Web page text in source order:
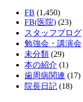
FB (1,450)
FB(医院) (23)
スタッフブログ
勉強会・講演会
未分類 (29)
本の紹介 (1)
歯周病関連 (17)
院長日記 (18)